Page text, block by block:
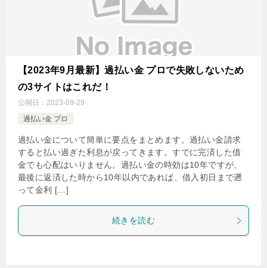
【2023年9月最新】過払い金 プロで失敗しないため
の3サイトはこれだ！
公開日： 2023-09-29
過払い金 プロ
過払い金について簡単に要点をまとめます。過払い金請求
すると払い過ぎた利息が戻ってきます。すでに完済した借
金でも心配はいりません。過払い金の時効は10年ですが、
最後に返済した時から10年以内であれば、借入初日まで遡
って金利 […]
続きを読む